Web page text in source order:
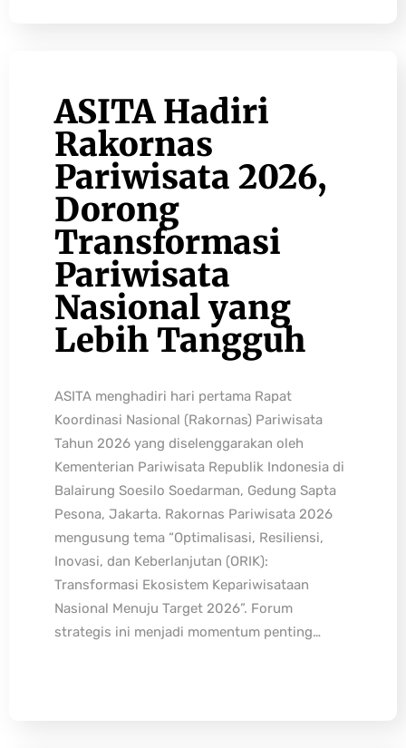
ASITA Hadiri
Rakornas
Pariwisata 2026,
Dorong
Transformasi
Pariwisata
Nasional yang
Lebih Tangguh
ASITA menghadiri hari pertama Rapat
Koordinasi Nasional (Rakornas) Pariwisata
Tahun 2026 yang diselenggarakan oleh
Kementerian Pariwisata Republik Indonesia di
Balairung Soesilo Soedarman, Gedung Sapta
Pesona, Jakarta. Rakornas Pariwisata 2026
mengusung tema “Optimalisasi, Resiliensi,
Inovasi, dan Keberlanjutan (ORIK):
Transformasi Ekosistem Kepariwisataan
Nasional Menuju Target 2026”. Forum
strategis ini menjadi momentum penting…